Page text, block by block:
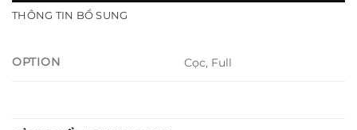
THÔNG TIN BỔ SUNG
OPTION Cọc, Full